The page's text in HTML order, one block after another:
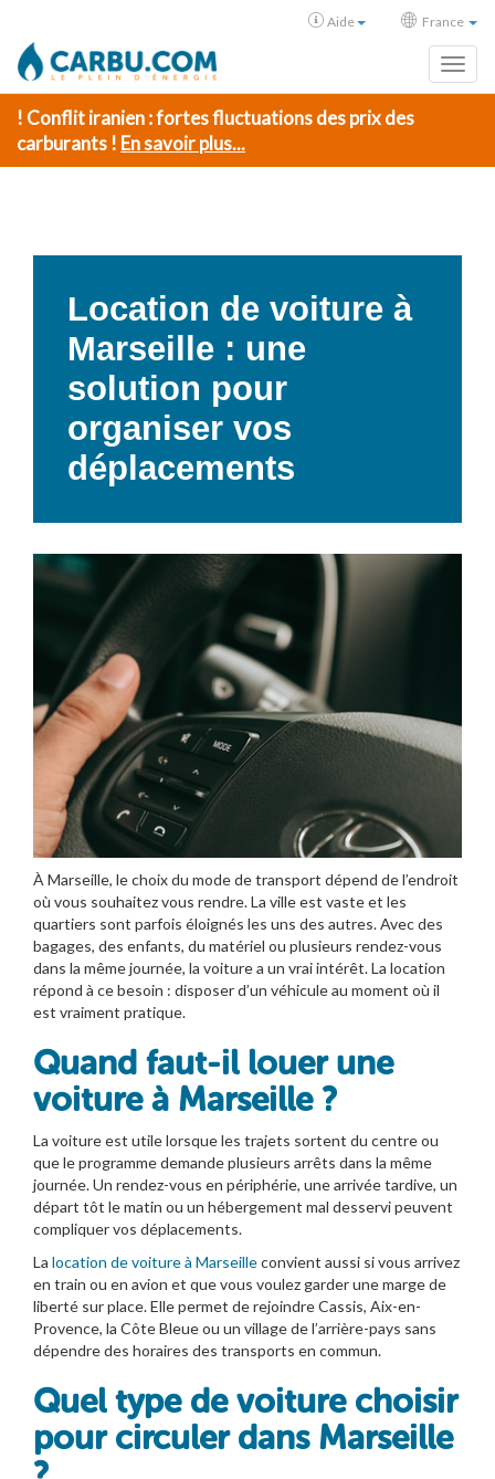
Aide France
! Conflit iranien : fortes fluctuations des prix des
carburants ! En savoir plus...
Location de voiture à
Marseille : une
solution pour
organiser vos
déplacements
À Marseille, le choix du mode de transport dépend de l’endroit
où vous souhaitez vous rendre. La ville est vaste et les
quartiers sont parfois éloignés les uns des autres. Avec des
bagages, des enfants, du matériel ou plusieurs rendez-vous
dans la même journée, la voiture a un vrai intérêt. La location
répond à ce besoin : disposer d’un véhicule au moment où il
est vraiment pratique.
Quand faut-il louer une
voiture à Marseille ?
La voiture est utile lorsque les trajets sortent du centre ou
que le programme demande plusieurs arrêts dans la même
journée. Un rendez-vous en périphérie, une arrivée tardive, un
départ tôt le matin ou un hébergement mal desservi peuvent
compliquer vos déplacements.
La location de voiture à Marseilleconvient aussi si vous arrivez
en train ou en avion et que vous voulez garder une marge de
liberté sur place. Elle permet de rejoindre Cassis, Aix-en-
Provence, la Côte Bleue ou un village de l’arrière-pays sans
dépendre des horaires des transports en commun.
Quel type de voiture choisir
pour circuler dans Marseille